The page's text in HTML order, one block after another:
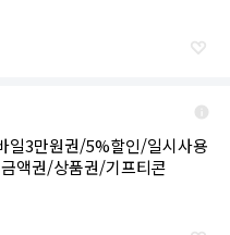
일3만원권/5%할인/일시사용
액권/상품권/기프티콘